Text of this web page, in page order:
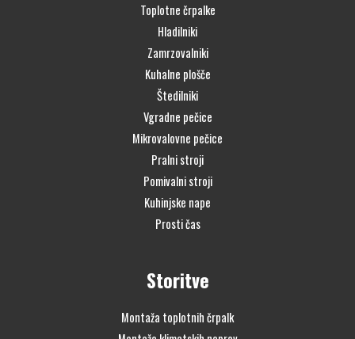
Toplotne črpalke
Hladilniki
Zamrzovalniki
Kuhalne plošče
Štedilniki
Vgradne pečice
Mikrovalovne pečice
Pralni stroji
Pomivalni stroji
Kuhinjske nape
Prosti čas
Storitve
Montaža toplotnih črpalk